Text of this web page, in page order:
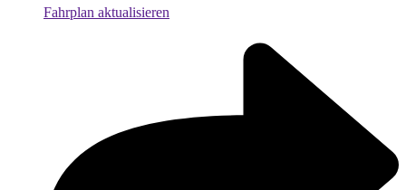
Fahrplan aktualisieren